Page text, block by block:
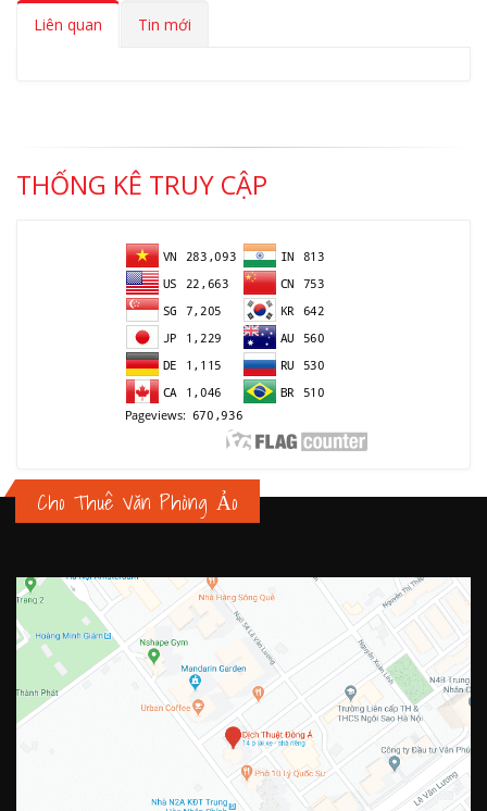
Liên quan Tin mới
THỐNG KÊ TRUY CẬP
Cho Thuê Văn Phòng Ảo